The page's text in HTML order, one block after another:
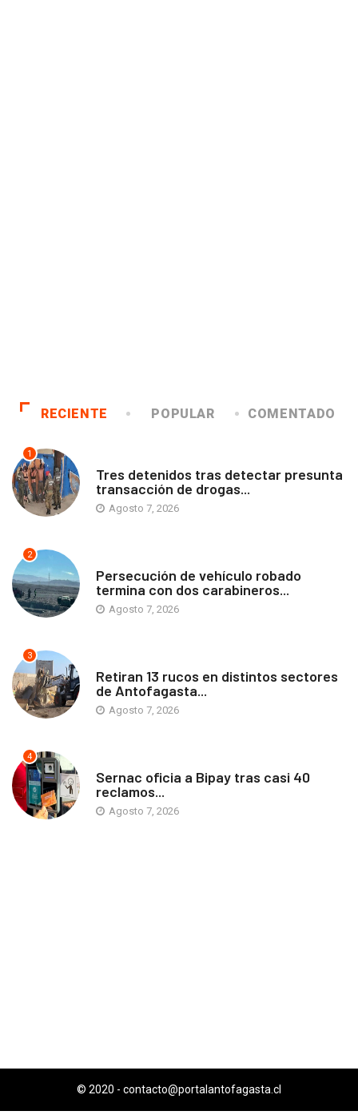
RECIENTE POPULAR COMENTADO
1
Tres detenidos tras detectar presunta
transacción de drogas...
Agosto 7, 2026
2
Persecución de vehículo robado
termina con dos carabineros...
Agosto 7, 2026
3
Retiran 13 rucos en distintos sectores
de Antofagasta...
Agosto 7, 2026
4
Sernac oficia a Bipay tras casi 40
reclamos...
Agosto 7, 2026
© 2020 - contacto@portalantofagasta.cl